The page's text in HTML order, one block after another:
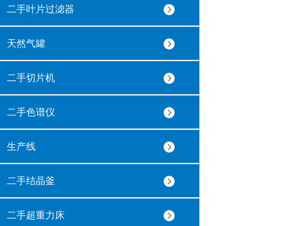
二手叶片过滤器
天然气罐
二手切片机
二手色谱仪
生产线
二手结晶釜
二手超重力床